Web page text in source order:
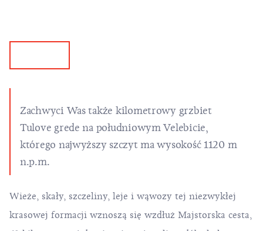
Zachwyci Was także kilometrowy grzbiet
Tulove grede na południowym Velebicie,
którego najwyższy szczyt ma wysokość 1120 m
n.p.m.
Wieże, skały, szczeliny, leje i wąwozy tej niezwykłej
krasowej formacji wznoszą się wzdłuż Majstorska cesta,